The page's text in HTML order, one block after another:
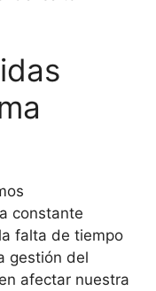
constante
falta de tiempo
gestión del
afectar nuestra